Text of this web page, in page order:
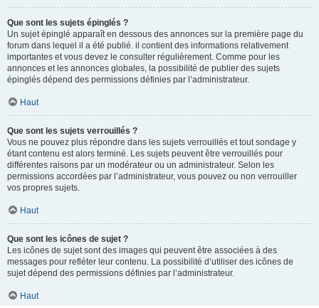
Que sont les sujets épinglés ?
Un sujet épinglé apparaît en dessous des annonces sur la première page du
forum dans lequel il a été publié. il contient des informations relativement
importantes et vous devez le consulter régulièrement. Comme pour les
annonces et les annonces globales, la possibilité de publier des sujets
épinglés dépend des permissions définies par l’administrateur.
Haut
Que sont les sujets verrouillés ?
Vous ne pouvez plus répondre dans les sujets verrouillés et tout sondage y
étant contenu est alors terminé. Les sujets peuvent être verrouillés pour
différentes raisons par un modérateur ou un administrateur. Selon les
permissions accordées par l’administrateur, vous pouvez ou non verrouiller
vos propres sujets.
Haut
Que sont les icônes de sujet ?
Les icônes de sujet sont des images qui peuvent être associées à des
messages pour refléter leur contenu. La possibilité d’utiliser des icônes de
sujet dépend des permissions définies par l’administrateur.
Haut